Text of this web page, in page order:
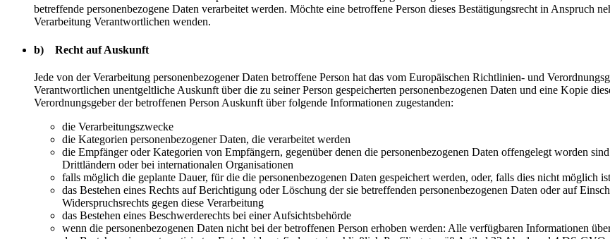
betreffende personenbezogene Daten verarbeitet werden. Möchte eine betroffene Person dieses Bestätigungsrecht in Anspruch
Verarbeitung Verantwortlichen wenden.
b) Recht auf Auskunft
Jede von der Verarbeitung personenbezogener Daten betroffene Person hat das vom Europäischen Richtlinien- und
Verantwortlichen unentgeltliche Auskunft über die zu seiner Person gespeicherten personenbezogenen Daten und eine Kopie
Verordnungsgeber der betroffenen Person Auskunft über folgende Informationen zugestanden:
die Verarbeitungszwecke
die Kategorien personenbezogener Daten, die verarbeitet werden
die Empfänger oder Kategorien von Empfängern, gegenüber denen die personenbezogenen Daten offengelegt worden
Drittländern oder bei internationalen Organisationen
falls möglich die geplante Dauer, für die die personenbezogenen Daten gespeichert werden, oder, falls dies nicht möglich
das Bestehen eines Rechts auf Berichtigung oder Löschung der sie betreffenden personenbezogenen Daten oder auf
Widerspruchsrechts gegen diese Verarbeitung
das Bestehen eines Beschwerderechts bei einer Aufsichtsbehörde
wenn die personenbezogenen Daten nicht bei der betroffenen Person erhoben werden: Alle verfügbaren Informationen